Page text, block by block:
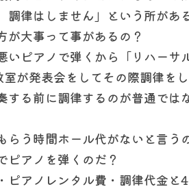
調律はしません」という所があ
が大事って事があるの？
ピアノで弾くから「リハーサ
が発表会をしてその際調律をし
る前に調律するのが普通では
う時間ホール代がないと言う
ピアノを弾くのだ？
ピアノレンタル費・調律代金と